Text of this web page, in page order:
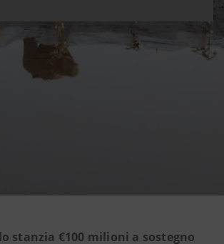
stanzia €100 milioni a sostegno